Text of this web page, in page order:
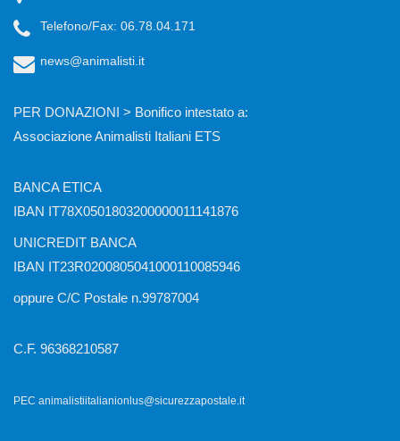
Telefono/Fax: 06.78.04.171
news@animalisti.it
PER DONAZIONI > Bonifico intestato a:
Associazione Animalisti Italiani ETS
BANCA ETICA
IBAN IT78X0501803200000011141876
UNICREDIT BANCA
IBAN IT23R0200805041000110085946
oppure C/C Postale n.99787004
C.F. 96368210587
PEC animalistiitalianionlus@sicurezzapostale.it